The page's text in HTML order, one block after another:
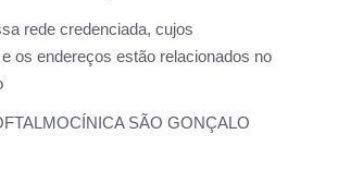
rede credenciada, cujos
os endereços estão relacionados no
SÃO GONÇALO